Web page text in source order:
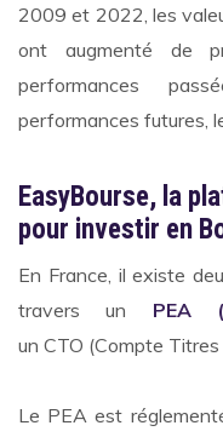
2009 et 2022, les
ont augmenté de
performances
performances futures,
EasyBourse, la
pour investir en
En France, il existe
travers un PEA
un CTO (Compte Titres
Le PEA est